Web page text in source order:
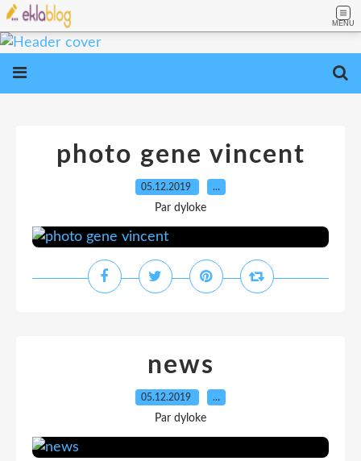
MENU
photo gene vincent
05.12.2019 …
Par dyloke
news
05.12.2019 …
Par dyloke